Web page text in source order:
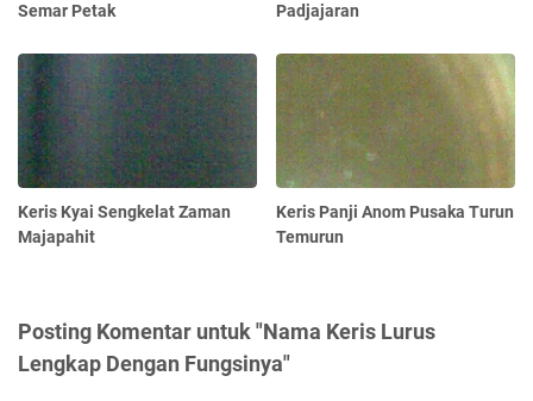
Semar Petak
Padjajaran
Keris Kyai Sengkelat Zaman
Majapahit
Keris Panji Anom Pusaka Turun
Temurun
Posting Komentar untuk "Nama Keris Lurus
Lengkap Dengan Fungsinya"